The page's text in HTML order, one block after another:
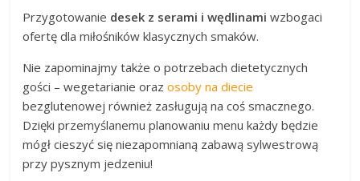
Przygotowanie desek z serami i wędlinami wzbogaci
ofertę dla miłośników klasycznych smaków.
Nie zapominajmy także o potrzebach dietetycznych
gości – wegetarianie orazosoby na diecie
bezglutenowej również zasługują na coś smacznego.
Dzięki przemyślanemu planowaniu menu każdy będzie
mógł cieszyć się niezapomnianą zabawą sylwestrową
przy pysznym jedzeniu!